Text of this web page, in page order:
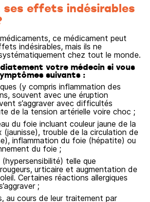
ses effets indésirables
ce médicament peut
indésirables, mais ils ne
chez tout le monde.
votre médecin si vous
suivants :
(y compris inflammation des
souvent avec une éruption
s’aggraver avec difficultés
de la tension artérielle voire choc ;
du foie incluant couleur jaune de la
(jaunisse), trouble de la circulation de
inflammation du foie (hépatite) ou
du foie ;
(hypersensibilité) telle que
urticaire et augmentation de
Certaines réactions allergiques
;
au cours de leur traitement par